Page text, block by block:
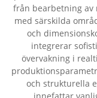
från bearbetning
med särskilda
och
integrerar
övervakning i
och strukturella